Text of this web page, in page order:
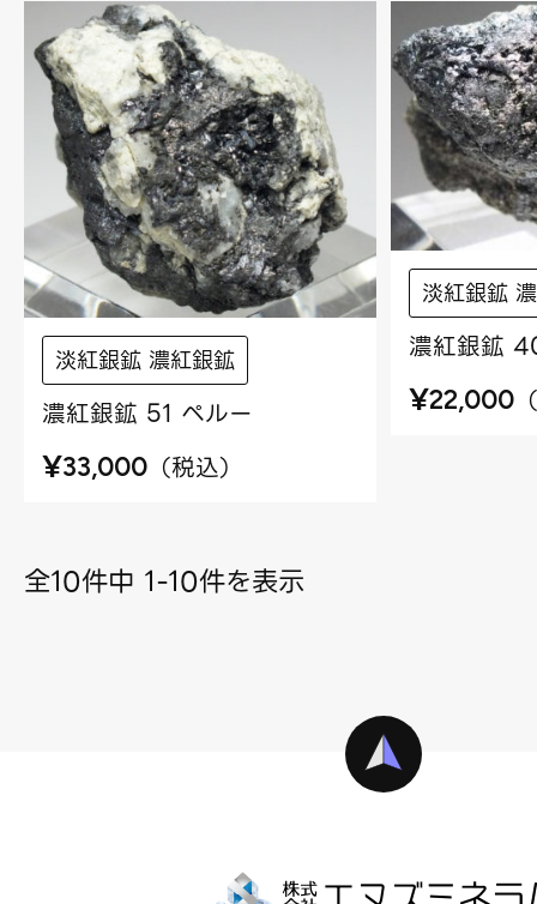
淡紅銀鉱 濃紅銀鉱
濃紅銀鉱 51 ペルー
¥33,000 （税込）
淡紅銀鉱
濃紅銀鉱
¥22,000 （
全10件中 1-10件を表示